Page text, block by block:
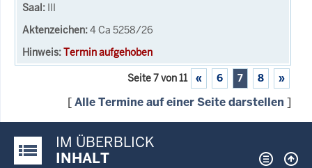
III
4 Ca 5258/26
Termin aufgehoben
Seite 7 von 11 « 6 7 8 »
[Alle Termine auf einer Seite darstellen ]
Justiz-Portal im Überblick:
IM ÜBERBLICK
INHALT